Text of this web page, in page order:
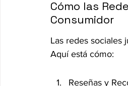
Cómo las
Consumidor
Las redes sociales
Aquí está cómo:
Reseñas y